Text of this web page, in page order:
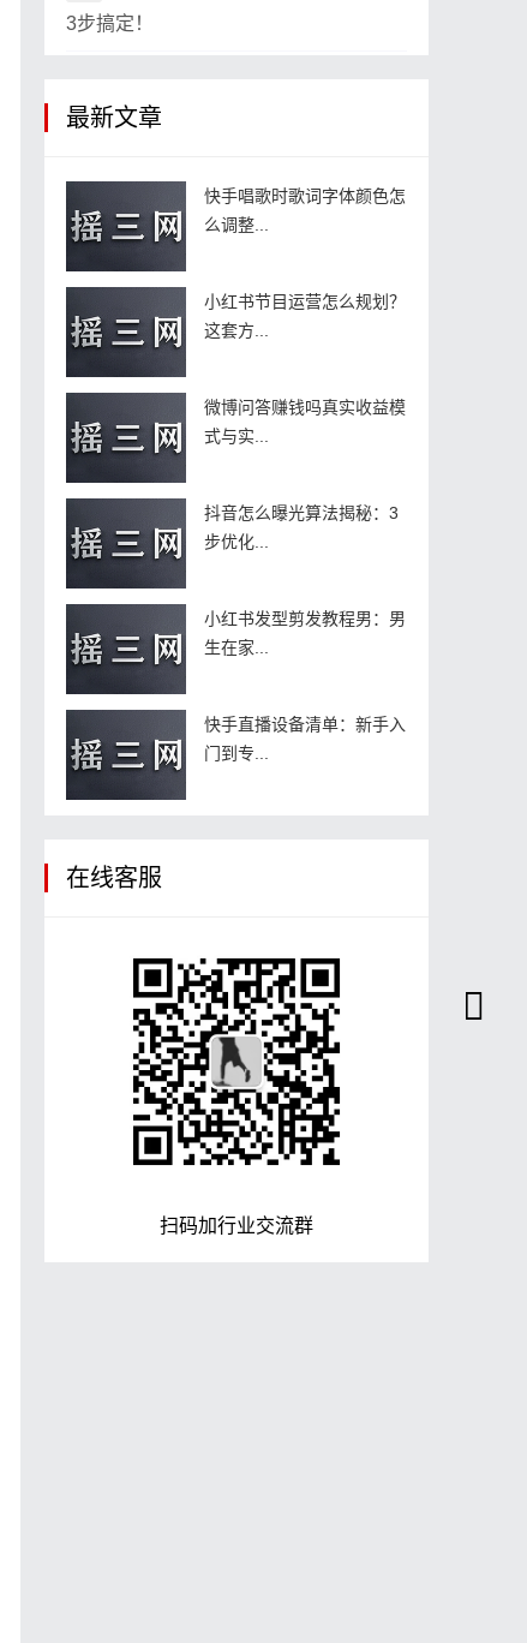
3步搞定！
最新文章
快手唱歌时歌词字体颜色怎
么调整...
小红书节目运营怎么规划？
这套方...
微博问答赚钱吗真实收益模
式与实...
抖音怎么曝光算法揭秘：3
步优化...
小红书发型剪发教程男：男
生在家...
快手直播设备清单：新手入
门到专...
在线客服
扫码加行业交流群